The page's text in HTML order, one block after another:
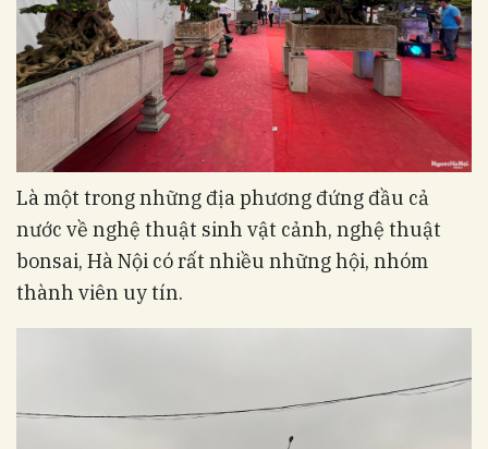
Là một trong những địa phương đứng đầu cả
nước về nghệ thuật sinh vật cảnh, nghệ thuật
bonsai, Hà Nội có rất nhiều những hội, nhóm
thành viên uy tín.